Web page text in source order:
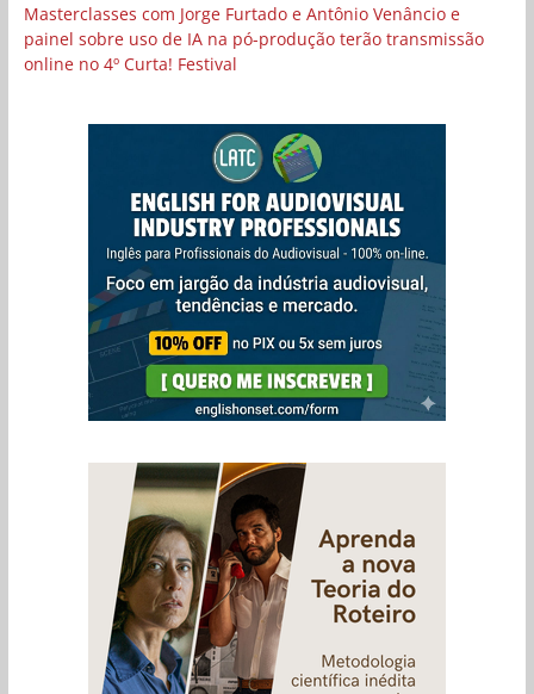
Masterclasses com Jorge Furtado e Antônio Venâncio e
painel sobre uso de IA na pó-produção terão transmissão
online no 4º Curta! Festival